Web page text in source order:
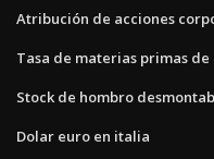
Atribución de acciones
Tasa de materias primas de
Stock de hombro
Dolar euro en italia